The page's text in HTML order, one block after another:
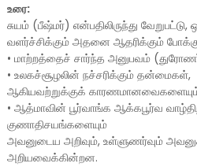
உரை:
சுயம் (பீஷ்மர்) என்பதிலிருந்து
வளர்ச்சிக்கும் அதனை ஆதரிக்கும்
• மாற்றத்தைச் சார்ந்த அனுபவம்
• உலகச்சூழலின் நச்சரிக்கும் தன்மைகள்,
ஆகியவற்றுக்குக்
• ஆத்மாவின் பூர்வாங்க ஆக்கபூர்வ
குணாதிசயங்களையும்
அவனுடைய அறிவும், உள்ளுணர்வும்
அறியவைக்கின்றன.